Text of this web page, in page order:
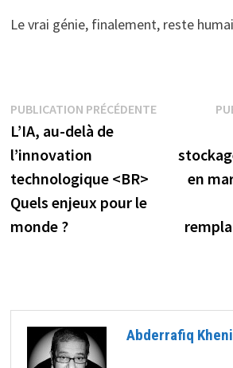
Le vrai génie, finalement, reste
Navigation
de
l’article
PUBLICATION PRÉCÉDENTEPublication
L’IA, au-delà de
l’innovation
technologique <BR>
Quels enjeux pour le
monde ?
en
Abderrafiq